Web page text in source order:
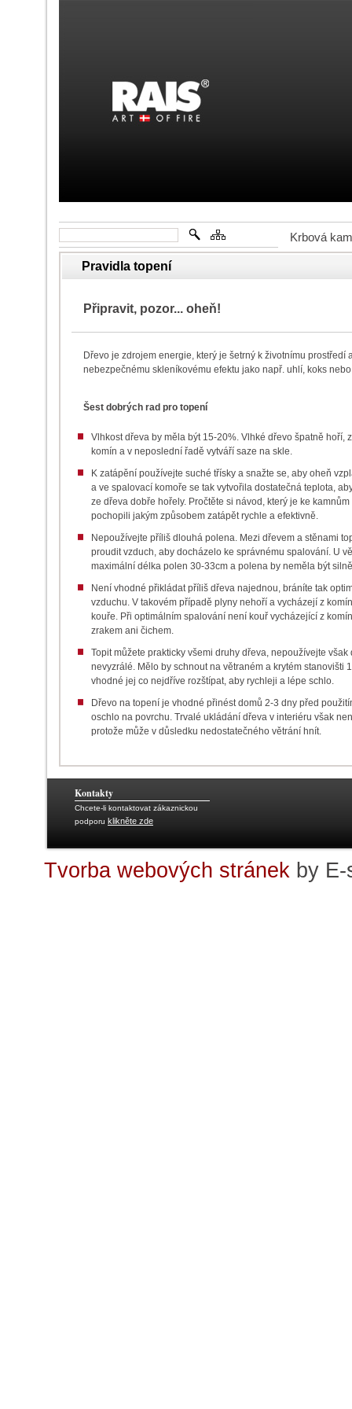
Krbová
Pravidla topení
Připravit, pozor... oheň!
Dřevo je zdrojem energie, který je šetrný k životnímu
nebezpečnému skleníkovému efektu jako např. uhlí, koks
Šest dobrých rad pro topení
Vlhkost dřeva by měla být 15-20%. Vlhké dřevo špatně hoří,
komín a v neposlední řadě vytváří saze na skle.
K zatápění používejte suché třísky a snažte se, aby oheň
a ve spalovací komoře se tak vytvořila dostatečná teplota,
ze dřeva dobře hořely. Pročtěte si návod, který je ke
pochopili jakým způsobem zatápět rychle a efektivně.
Nepoužívejte příliš dlouhá polena. Mezi dřevem a stěnami
proudit vzduch, aby docházelo ke správnému spalování. U
maximální délka polen 30-33cm a polena by neměla být
Není vhodné přikládat příliš dřeva najednou, bráníte tak
vzduchu. V takovém případě plyny nehoří a vycházejí z
kouře. Při optimálním spalování není kouř vycházející z
zrakem ani čichem.
Topit můžete prakticky všemi druhy dřeva, nepoužívejte však
nevyzrálé. Mělo by schnout na větraném a krytém stanovišti
vhodné jej co nejdříve rozštípat, aby rychleji a lépe schlo.
Dřevo na topení je vhodné přinést domů 2-3 dny před
oschlo na povrchu. Trvalé ukládání dřeva v interiéru však
protože může v důsledku nedostatečného větrání hnít.
Kontakty
Chcete-li kontaktovat zákaznickou
podporu klikněte zde
Tvorba webových stránek by